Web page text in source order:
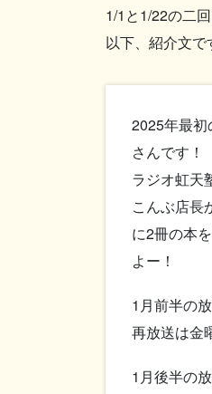
1/1と1/22の二
以下、紹介文で
2025年最
さんです！
ラジオ虹天
こんぶ店長
に2冊の本
よー！
1月前半の放
再放送は金
1月後半の放